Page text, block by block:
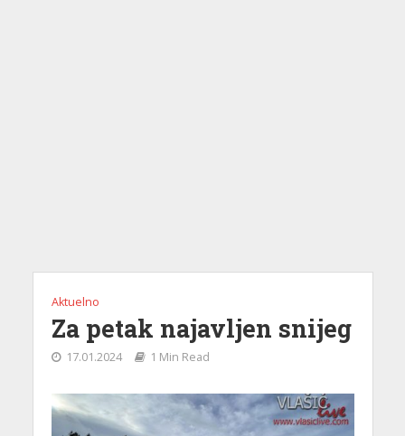
Aktuelno
Za petak najavljen snijeg
17.01.2024 1 Min Read